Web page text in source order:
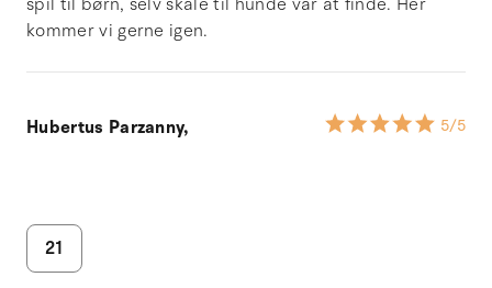
kommer vi gerne igen.
Hubertus Parzanny, 5/5
21